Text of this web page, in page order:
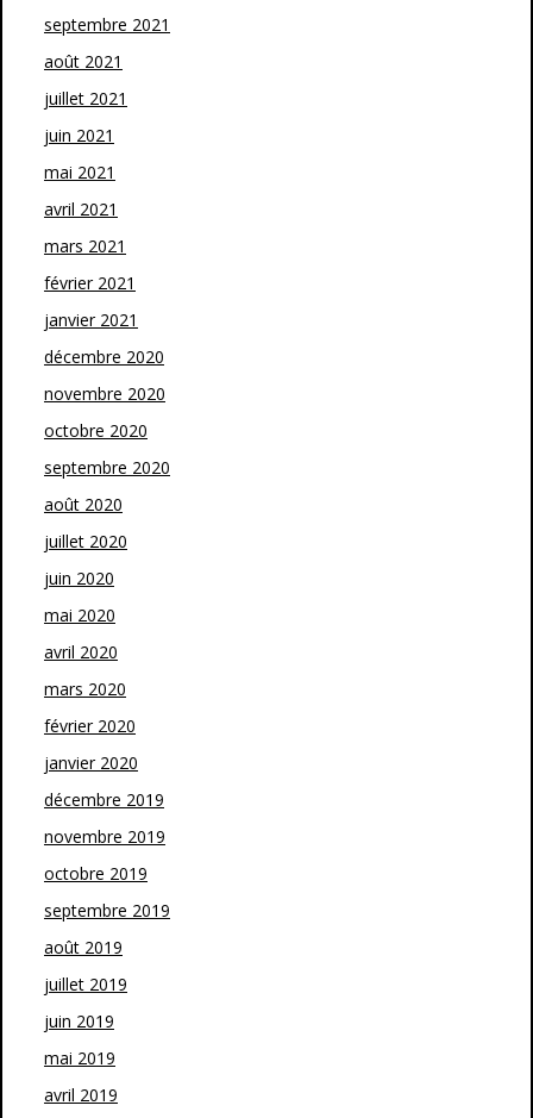
septembre 2021
août 2021
juillet 2021
juin 2021
mai 2021
avril 2021
mars 2021
février 2021
janvier 2021
décembre 2020
novembre 2020
octobre 2020
septembre 2020
août 2020
juillet 2020
juin 2020
mai 2020
avril 2020
mars 2020
février 2020
janvier 2020
décembre 2019
novembre 2019
octobre 2019
septembre 2019
août 2019
juillet 2019
juin 2019
mai 2019
avril 2019